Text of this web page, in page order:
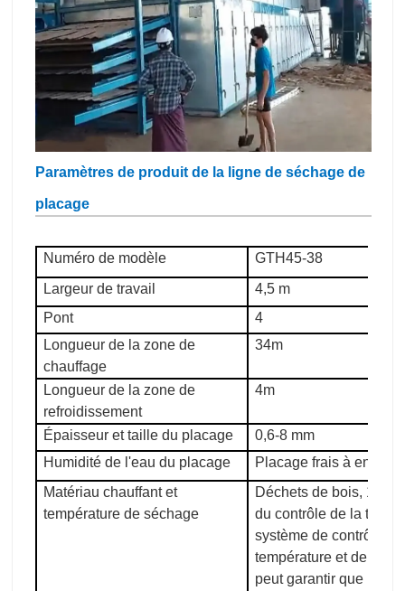
Paramètres de produit de la ligne de séchage de
placage
Numéro de modèle
GTH45-38
Largeur de travail
4,5 m
Pont
4
Longueur de la zone de
chauffage
34m
Longueur de la zone de
refroidissement
4m
Épaisseur et taille du placage
0,6-8 mm
Humidité de l'eau du placage
Placage frais à
Matériau chauffant et
température de séchage
Déchets de bois, 140-
du contrôle de la
système de contrôle
température et de
peut garantir que la